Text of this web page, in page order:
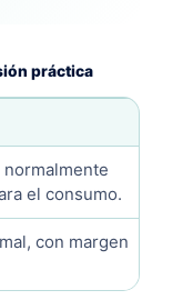
práctica
el consumo.
con margen